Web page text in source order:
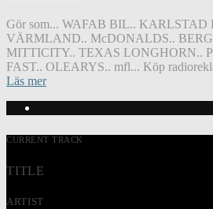
Gör som... WAFAB BIL..
VÄRMLAND.. McDONALDS..
MITTICITY.. TEXAS LONGHORN..
FAST.. OLEARYS.. mfl... Köp
Läs mer
CURRENT TRACK
TITLE
ARTIST